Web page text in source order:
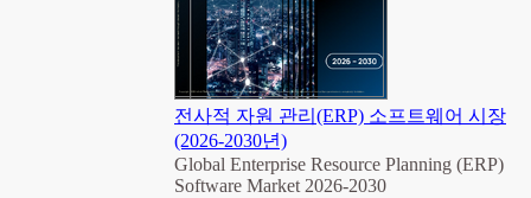
전사적 자원 관리(ERP) 소프트웨어 시장
(2026-2030년)
Global Enterprise Resource Planning (ERP)
Software Market 2026-2030